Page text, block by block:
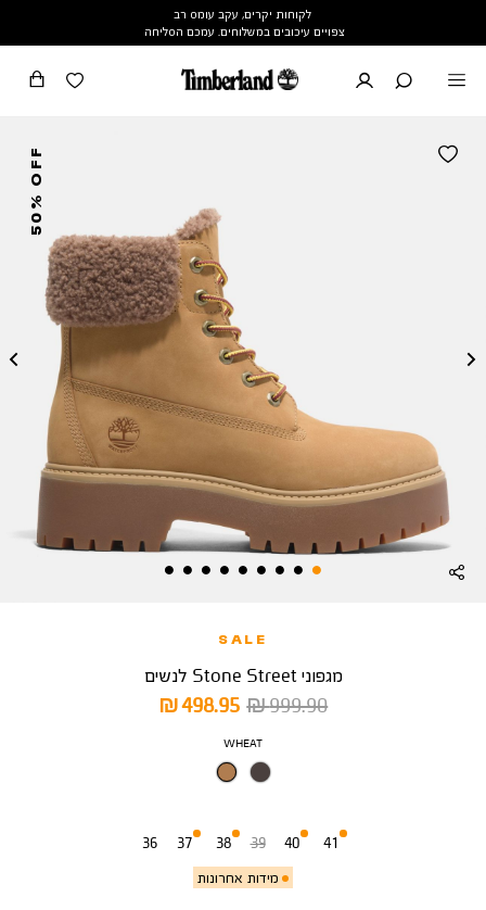
לקוחות יקרים, עקב עומס רב
צפויים עיכובים במשלוחים. עמכם הסליחה
50% OFF
SALE
מגפוני Stone Street לנשים
מחיר
מוצר
498.95 ₪
מחיר
999.90 ₪
צבע
WHEAT
36 37
מידות אחרונות
38 39 40 41